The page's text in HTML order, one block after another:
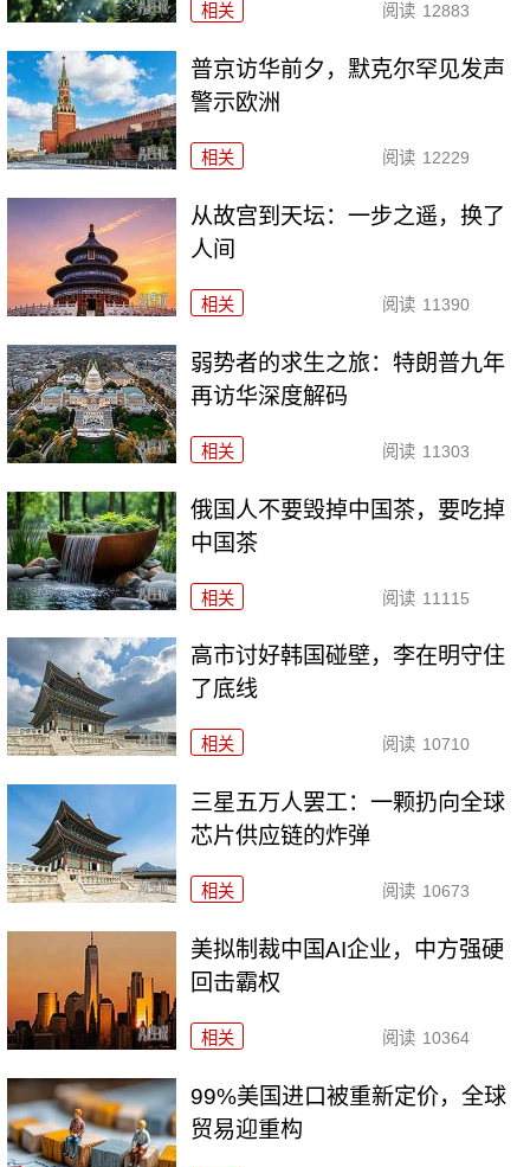
相关 阅读 12883
普京访华前夕，默克尔罕见发声
警示欧洲
相关 阅读 12229
从故宫到天坛：一步之遥，换了
人间
相关 阅读 11390
弱势者的求生之旅：特朗普九年
再访华深度解码
相关 阅读 11303
俄国人不要毁掉中国茶，要吃掉
中国茶
相关 阅读 11115
高市讨好韩国碰壁，李在明守住
了底线
相关 阅读 10710
三星五万人罢工：一颗扔向全球
芯片供应链的炸弹
相关 阅读 10673
美拟制裁中国AI企业，中方强硬
回击霸权
相关 阅读 10364
99%美国进口被重新定价，全球
贸易迎重构